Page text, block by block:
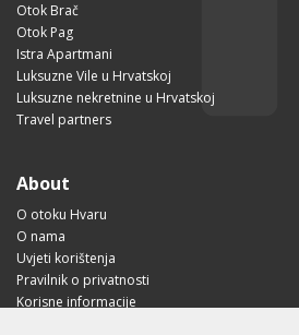
Otok Brač
Otok Pag
Istra Apartmani
Luksuzne Vile u Hrvatskoj
Luksuzne nekretnine u Hrvatskoj
Travel partners
About
O otoku Hvaru
O nama
Uvjeti korištenja
Pravilnik o privatnosti
Korisne informacije